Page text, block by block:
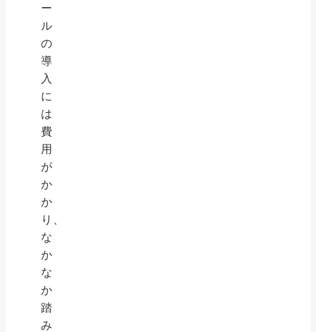
ー
ル
の
導
入
に
は
費
用
が
か
か
り、
な
か
な
か
踏
み